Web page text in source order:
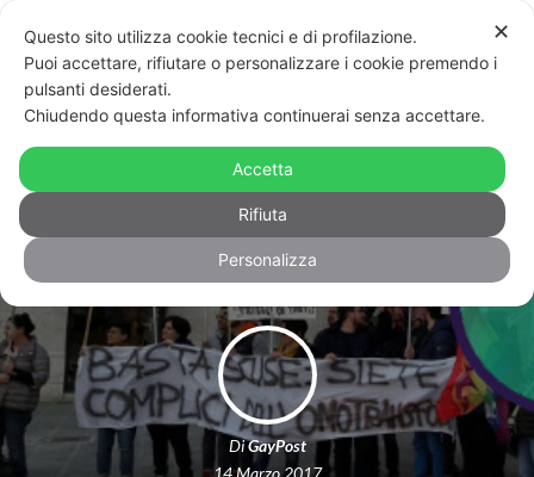
Legge umbra contro omofobia e
transfobia rinviata: la protesta a
Perugia – VIDEO
DiGayPost
14 Marzo 2017
✕
Questo sito utilizza cookie tecnici e di profilazione.
Puoi accettare, rifiutare o personalizzare i cookie premendo i
pulsanti desiderati.
Chiudendo questa informativa continuerai senza accettare.
Accetta
Rifiuta
Personalizza